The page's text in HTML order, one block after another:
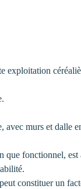
murs et dalle
fonctionnel,
constituer un